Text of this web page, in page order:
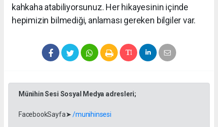
kahkaha atabiliyorsunuz. Her hikayesinin içinde
hepimizin bilmediği, anlaması gereken bilgiler var.
Münihin Sesi Sosyal Medya adresleri;
FacebookSayfa➤/munihinsesi